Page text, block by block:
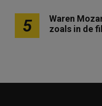
5
Waren
zoals in de